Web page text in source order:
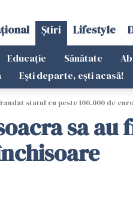
Știri Lifestyle
Educație Sănătate
Ești departe, ești acasă!
statul cu peste 100.000 de
sa